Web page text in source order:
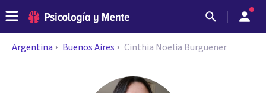
Argentina Buenos Aires Cinthia Noelia Burguener